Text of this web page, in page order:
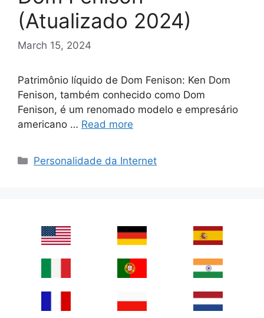
(Atualizado 2024)
March 15, 2024
Patrimônio líquido de Dom Fenison: Ken Dom
Fenison, também conhecido como Dom
Fenison, é um renomado modelo e empresário
americano … Read more
Categories
Personalidade da Internet